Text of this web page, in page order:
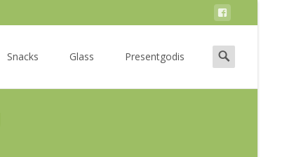
Snacks Glass Presentgodis
Search
for: